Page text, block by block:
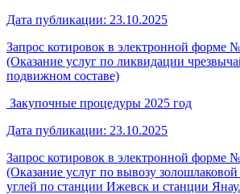
Дата публикации: 23.10.2025
Запрос котировок в электронной
(Оказание услуг по ликвидации
подвижном составе)
Закупочные процедуры 2025 год
Дата публикации: 23.10.2025
Запрос котировок в электронной
(Оказание услуг по вывозу
углей по станции Ижевск и станции